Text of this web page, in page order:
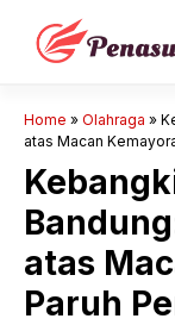
Langsung
Home » Olahraga »
atas Macan
atas
Paruh